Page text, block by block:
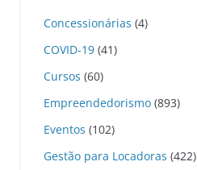
Concessionárias (4)
COVID-19 (41)
Cursos (60)
Empreendedorismo (893)
Eventos (102)
Gestão para Locadoras (422)